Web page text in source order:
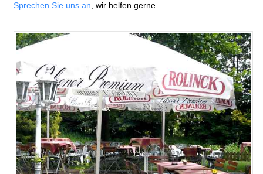
Sprechen Sie uns an, wir helfen gerne.